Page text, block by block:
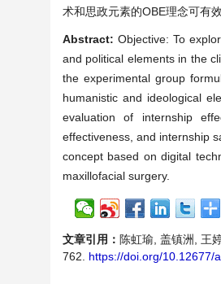
术和思政元素的OBE理念可有
Abstract: Objective: To
and political elements in the
the experimental group
humanistic and ideological
evaluation of internship
effectiveness, and internship
concept based on digital
maxillofacial surgery.
文章引用： 陈虹瑜, 盖镇洲, 王
762. https://doi.org/10.12677/